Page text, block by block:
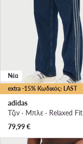
extra -15% Κωδικός: LAST
Νέα
adidas
Τζιν · Μπλε · Relaxed Fit
79,99€